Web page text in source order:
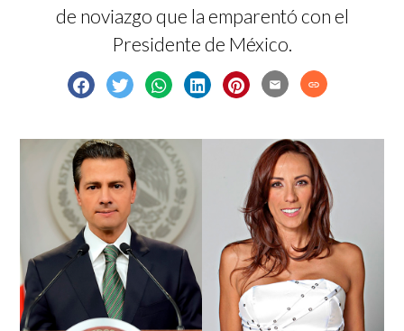
de noviazgo que la emparentó con el
Presidente de México.
email link